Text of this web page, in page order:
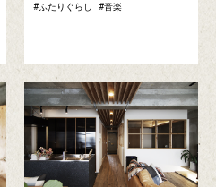
ふたりぐらし
音楽